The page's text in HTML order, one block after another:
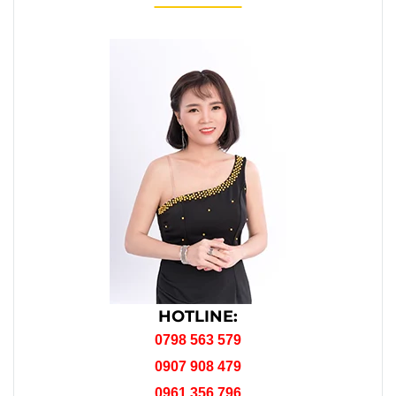
HOTLINE:
0798 563 579
0907 908 479
0961 356 796